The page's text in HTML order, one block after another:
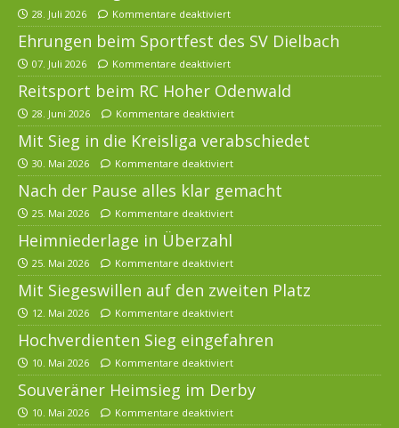
28. Juli 2026 Kommentare deaktiviert
Ehrungen beim Sportfest des SV Dielbach
07. Juli 2026 Kommentare deaktiviert
Reitsport beim RC Hoher Odenwald
28. Juni 2026 Kommentare deaktiviert
Mit Sieg in die Kreisliga verabschiedet
30. Mai 2026 Kommentare deaktiviert
Nach der Pause alles klar gemacht
25. Mai 2026 Kommentare deaktiviert
Heimniederlage in Überzahl
25. Mai 2026 Kommentare deaktiviert
Mit Siegeswillen auf den zweiten Platz
12. Mai 2026 Kommentare deaktiviert
Hochverdienten Sieg eingefahren
10. Mai 2026 Kommentare deaktiviert
Souveräner Heimsieg im Derby
10. Mai 2026 Kommentare deaktiviert